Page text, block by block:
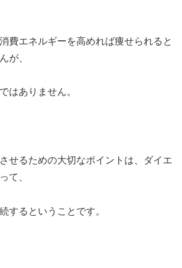
費エネルギーを高めれば痩せられると
が、
はありません。
せるための大切なポイントは、ダイエ
て、
するということです。